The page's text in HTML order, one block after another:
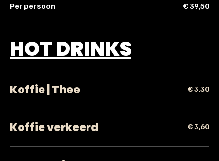
Per persoon
€ 39,50
HOT DRINKS
Koffie | Thee € 3,30
Koffie verkeerd € 3,60